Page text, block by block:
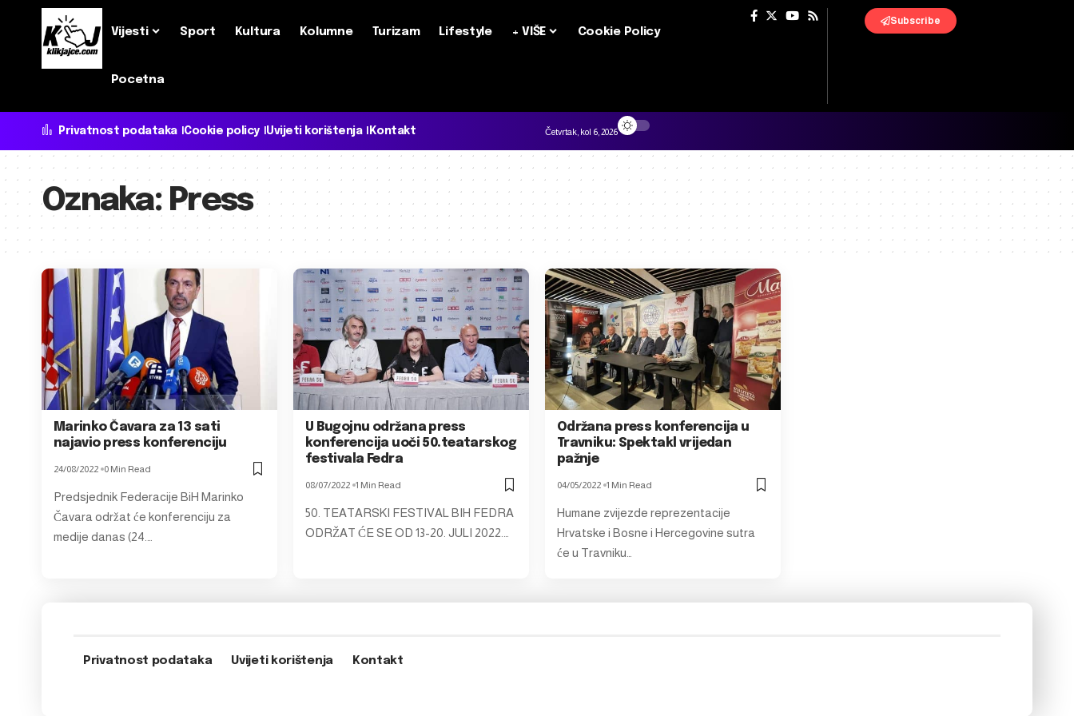
Vijesti Sport Kultura Kolumne Turizam Lifestyle + VIŠE Cookie Policy
Pocetna
Subscribe
Privatnost podataka Cookie policy Uvijeti korištenja Kontakt Četvrtak, kol 6, 2026
Oznaka: Press
Marinko Čavara za 13 sati
najavio press konferenciju
24/08/2022 0 Min Read
Predsjednik Federacije BiH Marinko
Čavara održat će konferenciju za
medije danas (24.…
U Bugojnu održana press
konferencija uoči 50.teatarskog
festivala Fedra
08/07/2022 1 Min Read
50. TEATARSKI FESTIVAL BIH FEDRA
ODRŽAT ĆE SE OD 13-20. JULI 2022.…
Održana press konferencija u
Travniku: Spektakl vrijedan
pažnje
04/05/2022 1 Min Read
Humane zvijezde reprezentacije
Hrvatske i Bosne i Hercegovine sutra
će u Travniku…
Privatnost podataka Uvijeti korištenja Kontakt